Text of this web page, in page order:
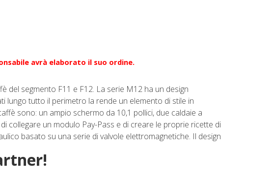
avrà elaborato il suo ordine.
del segmento F11 e F12. La serie M12 ha un design
lungo tutto il perimetro la rende un elemento di stile in
sono: un ampio schermo da 10,1 pollici, due caldaie a
collegare un modulo Pay-Pass e di creare le proprie ricette di
basato su una serie di valvole elettromagnetiche. Il design